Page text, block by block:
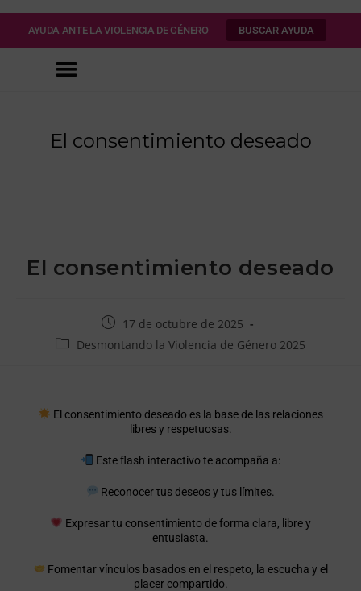
AYUDA ANTE LA VIOLENCIA DE GÉNERO BUSCAR AYUDA
El consentimiento deseado
El consentimiento deseado
17 de octubre de 2025
Desmontando la Violencia de Género 2025
El consentimiento deseado es la base de las relaciones
libres y respetuosas.
Este flash interactivo te acompaña a:
Reconocer tus deseos y tus límites.
Expresar tu consentimiento de forma clara, libre y
entusiasta.
Fomentar vínculos basados en el respeto, la escucha y el
placer compartido.